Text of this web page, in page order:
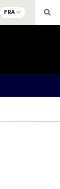
FRA